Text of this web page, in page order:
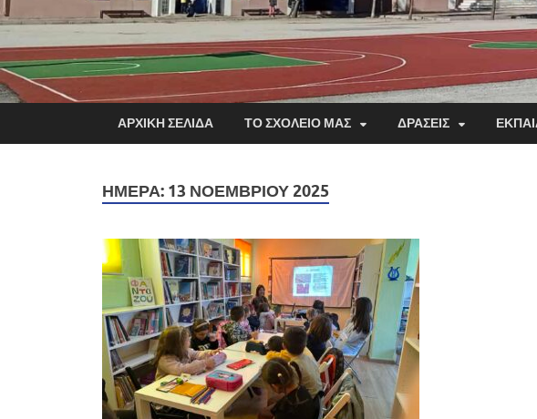
ΑΡΧΙΚΗ ΣΕΛΙΔΑ ΤΟ ΣΧΟΛΕΙΟ ΜΑΣ ΔΡΑΣΕΙΣ
ΗΜΈΡΑ: 13 ΝΟΕΜΒΡΊΟΥ 2025